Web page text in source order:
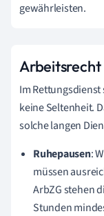
gewährleisten.
Arbeitsrecht
Im
keine Seltenheit.
solche langen
Ruhepausen:
müssen
ArbZG stehen
Stunden